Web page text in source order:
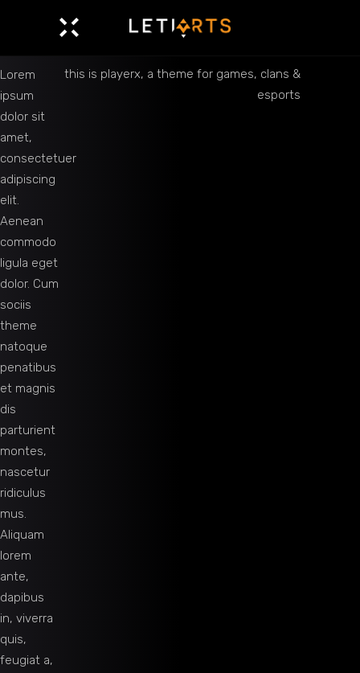
this is playerx, a theme for games, clans &
esports
Lorem
ipsum
dolor sit
amet,
consectetuer
adipiscing
elit.
Aenean
commodo
ligula eget
dolor. Cum
sociis
theme
natoque
penatibus
et magnis
dis
parturient
montes,
nascetur
ridiculus
mus.
Aliquam
lorem
ante,
dapibus
in, viverra
quis,
feugiat a,